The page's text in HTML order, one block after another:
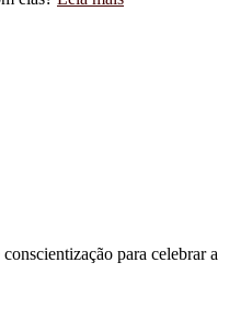
para celebrar a